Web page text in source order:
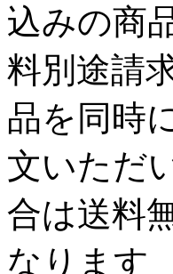
込みの商
料別途請
品を同時
文いただ
合は送料
なります